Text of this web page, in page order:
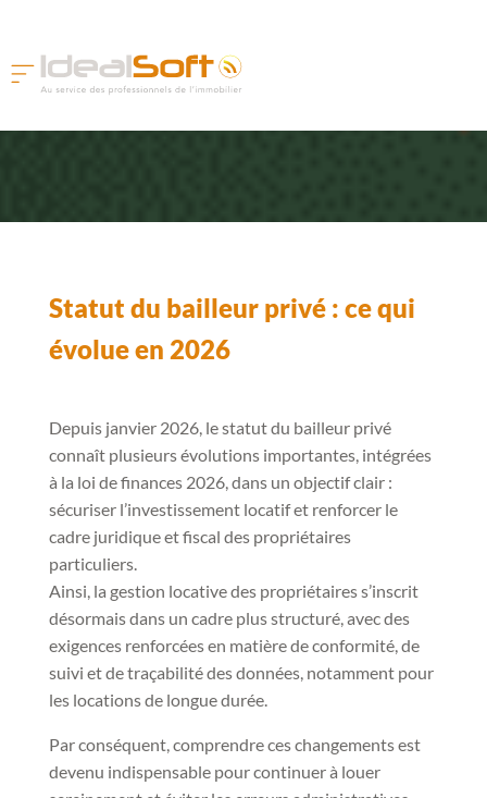
Statut du bailleur privé : ce qui
évolue en 2026
Depuis janvier 2026, le statut du bailleur privé
connaît plusieurs évolutions importantes, intégrées
à la loi de finances 2026, dans un objectif clair :
sécuriser l’investissement locatif et renforcer le
cadre juridique et fiscal des propriétaires
particuliers.
Ainsi, la gestion locative des propriétaires s’inscrit
désormais dans un cadre plus structuré, avec des
exigences renforcées en matière de conformité, de
suivi et de traçabilité des données, notamment pour
les locations de longue durée.
Par conséquent, comprendre ces changements est
devenu indispensable pour continuer à louer